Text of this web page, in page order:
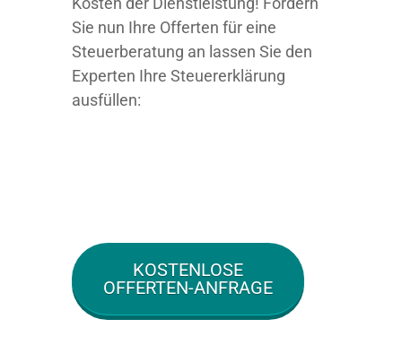
Sie nun Ihre Offerten für eine
Steuerberatung an lassen Sie den
Experten Ihre Steuererklärung
ausfüllen:
KOSTENLOSE
OFFERTEN-ANFRAGE